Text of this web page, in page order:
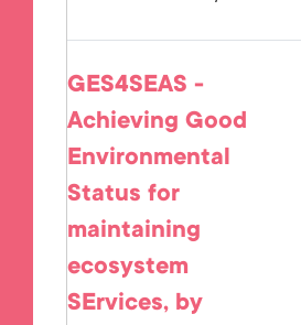
GES4SEAS -
Achieving Good
Environmental
Status for
maintaining
ecosystem
SErvices, by